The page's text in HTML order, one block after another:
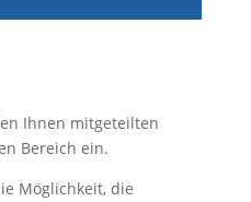
Ihnen mitgeteilten
Bereich ein.
Möglichkeit, die